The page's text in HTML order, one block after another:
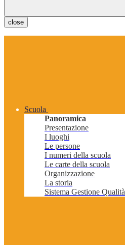
close
Scuola
Panoramica
Presentazione
I luoghi
Le persone
I numeri della scuola
Le carte della scuola
Organizzazione
La storia
Sistema Gestione Qualità